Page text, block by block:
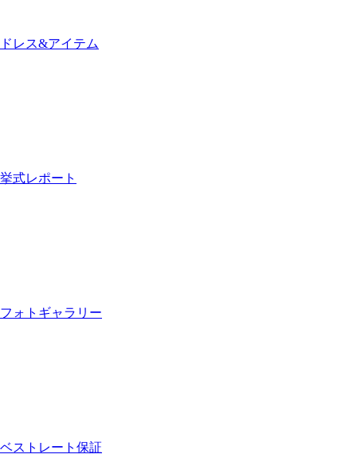
ドレス&アイテム
挙式レポート
フォトギャラリー
ベストレート保証